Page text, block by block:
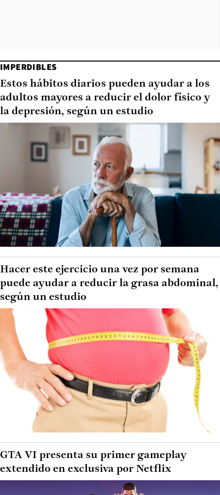
IMPERDIBLES
Estos hábitos diarios pueden ayudar a los
adultos mayores a reducir el dolor físico y
la depresión, según un estudio
Hacer este ejercicio una vez por semana
puede ayudar a reducir la grasa abdominal,
según un estudio
GTA VI presenta su primer gameplay
extendido en exclusiva por Netflix